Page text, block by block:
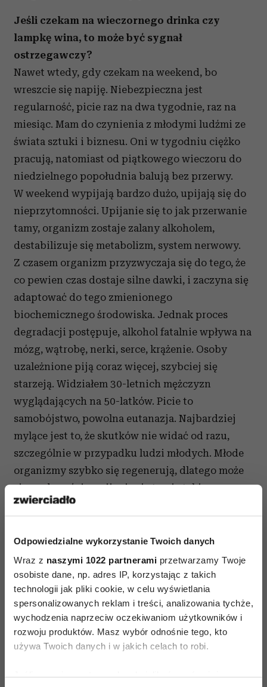
Odpowiedzialne wykorzystanie Twoich danych
Wraz z naszymi 1022 partnerami przetwarzamy Twoje
osobiste dane, np. adres IP, korzystając z takich
technologii jak pliki cookie, w celu wyświetlania
spersonalizowanych reklam i treści, analizowania tychże,
wychodzenia naprzeciw oczekiwaniom użytkowników i
rozwoju produktów. Masz wybór odnośnie tego, kto
używa Twoich danych i w jakich celach to robi.
Jeśli wyrazisz na to zgodę, chcielibyśmy również:
Jeśli czekam na wieczornego drinka czy
lampkę wina, to może być sygnał
ostrzegawczy?
Nawet wtedy, gdy czekam na weekend, bo
wreszcie się napiję. Niebezpieczna jest
regularność, picie raz na dwa tygodnie, raz na
miesiąc. Mam do czynienia z młodymi ludźmi ze
świata sztuki i biznesu. Oni w tygodniu ciężko
pracują, natomiast od piątkowego wieczoru do
niedzielnego popołudnia balują bez przerwy.
W weekend wypijają bardzo dużo, upijają się do
nieprzytomności. Upijanie się to jak przerwanie
tamy, organizm zostaje zalany alkoholem,
destabilizuje się metabolizm, system nerwowy.
Z czasem organizm przyzwyczaja się do tego, że
co pewien czas dostaje silne dawki, i zaczyna się
adaptować do tego zmienionego
biochemicznego środowiska. Jednak proces
degradacji postępuje, alkohol fatalnie wpływa na
mózg, wątrobę, nerki, serce, krążenie. Osoby
uzależnione piją coraz więcej, szybciej się
starzeją. Widziałem 30-letnich mężczyzn
wyglądających na 50-latków. Picie to
samobójstwo, powolna eutanazja. Najbardziej
mylące jest to, że skutków nie widać od razu,
szczególnie w przypadku ludzi młodych. Młode
organizmy szybko się regenerują, dlatego może
się wydawać, że upijanie się to nic takiego –
człowiek się otrząśnie, weźmie prysznic, napije
do normy. Może tak się zdarzyć – raz czy drugi.
Jednak zmiany następują; powoli, więc
niezauważalnie.
Dlaczego tak łatwo się napić? Mówimy
o alkoholu jako o elemencie subkultury,
rytuału, mody, o sugestywnych reklamach
piwa, o „lekarstwie” na stres współczesności.